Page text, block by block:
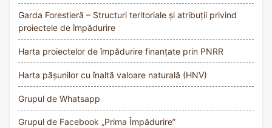
Garda Forestieră – Structuri teritoriale și atribuții privind
proiectele de împădurire
Harta proiectelor de împădurire finanțate prin PNRR
Harta pășunilor cu înaltă valoare naturală (HNV)
Grupul de Whatsapp
Grupul de Facebook „Prima Împădurire”